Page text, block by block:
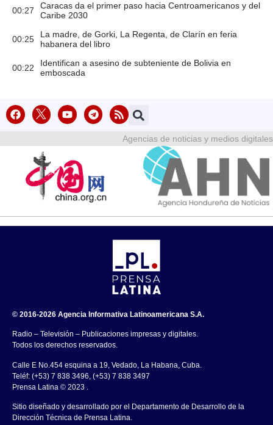
00:27
Caracas da el primer paso hacia Centroamericanos y del
Caribe 2030
00:25
La madre, de Gorki, La Regenta, de Clarín en feria
habanera del libro
00:22
Identifican a asesino de subteniente de Bolivia en
emboscada
Agencias de noticias y medios digitales
© 2016-2026 Agencia Informativa Latinoamericana S.A.
Radio – Televisión – Publicaciones impresas y digitales.
Todos los derechos reservados.
Calle E No.454 esquina a 19, Vedado, La Habana, Cuba.
Teléf: (+53) 7 838 3496, (+53) 7 838 3497
Prensa Latina © 2023 .
Sitio diseñado y desarrollado por el Departamento de Desarrollo de la
Dirección Técnica de Prensa Latina.